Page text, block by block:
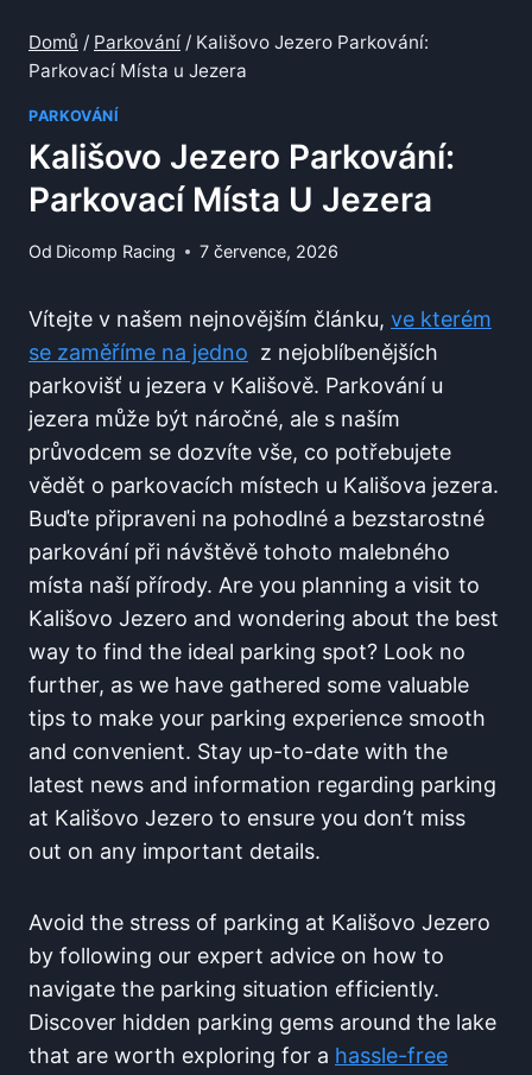
Domů / Parkování / Kališovo Jezero Parkování:
Parkovací Místa u Jezera
PARKOVÁNÍ
Kališovo Jezero Parkování:
Parkovací Místa U Jezera
Od Dicomp Racing 7 července, 2026
Vítejte v našem nejnovějším článku, ve kterém
se zaměříme na jedno ​ z nejoblíbenějších
parkovišť u ⁣jezera⁢ v⁣ Kališově. Parkování u
jezera může být náročné, ale s naším
průvodcem se dozvíte ⁢vše, co potřebujete
vědět o parkovacích místech u Kališova⁣ jezera.
Buďte připraveni na pohodlné a bezstarostné
parkování při návštěvě tohoto malebného
místa naší přírody.‍ Are you planning⁢ a visit to
Kališovo Jezero and wondering about​ the best
way to find the ideal parking spot? Look no
further, as we have gathered some valuable
tips to make ‍your parking experience smooth
and convenient. Stay up-to-date with the
latest news and information regarding parking
at Kališovo Jezero to ensure you don’t miss
out on any important details.
Avoid the stress of parking at‌ Kališovo Jezero
by following ⁣our ⁣expert advice⁤ on‍ how to
navigate the parking situation efficiently.
Discover hidden parking gems around the lake
that are worth exploring for a hassle-free